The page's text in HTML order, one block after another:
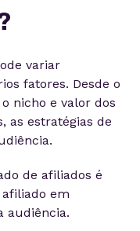
variar
fatores. Desde o
nicho e valor dos
as estratégias de
de afiliados é
em
audiência.